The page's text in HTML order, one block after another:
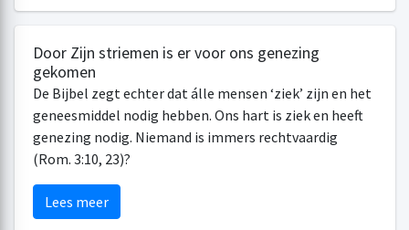
Door Zijn striemen is er voor ons genezing
gekomen
De Bijbel zegt echter dat álle mensen ‘ziek’ zijn en het
geneesmiddel nodig hebben. Ons hart is ziek en heeft
genezing nodig. Niemand is immers rechtvaardig
(Rom. 3:10, 23)?
Lees meer